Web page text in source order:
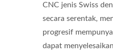
CNC jenis Swiss
secara serentak,
progresif
dapat